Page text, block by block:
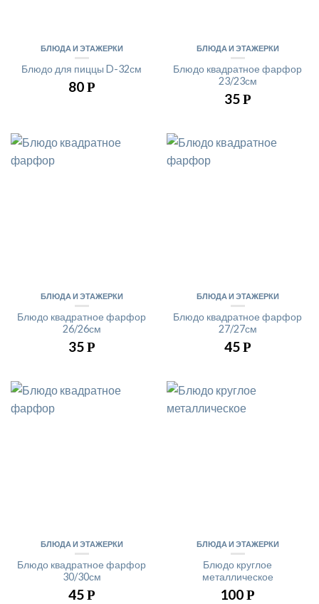
БЛЮДА И ЭТАЖЕРКИ
Блюдо для пиццы D-32см
80Р
БЛЮДА И ЭТАЖЕРКИ
Блюдо квадратное фарфор
23/23см
35Р
БЛЮДА И ЭТАЖЕРКИ
Блюдо квадратное фарфор
26/26см
35Р
БЛЮДА И ЭТАЖЕРКИ
Блюдо квадратное фарфор
27/27см
45Р
БЛЮДА И ЭТАЖЕРКИ
Блюдо квадратное фарфор
30/30см
45Р
БЛЮДА И ЭТАЖЕРКИ
Блюдо круглое
металлическое
100Р